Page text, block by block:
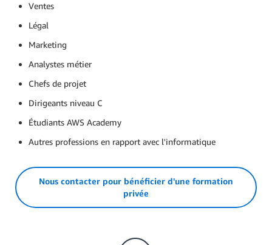
Ventes
Légal
Marketing
Analystes métier
Chefs de projet
Dirigeants niveau C
Étudiants AWS Academy
Autres professions en rapport avec l'informatique
Nous contacter pour bénéficier d'une formation
privée